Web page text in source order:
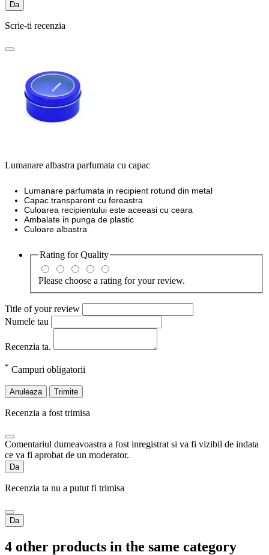
Da
Scrie-ti recenzia
Lumanare albastra parfumata cu capac
Lumanare parfumata in recipient rotund din metal
Capac transparent cu fereastra
Culoarea recipientului este aceeasi cu ceara
Ambalate in punga de plastic
Culoare albastra
Rating forQuality
Please choose a rating for your review.
Title of your review
Numele tau
Recenzia ta.
* Campuri obligatorii
Anuleaza Trimite
Recenzia a fost trimisa
Comentariul dumeavoastra a fost inregistrat si va fi vizibil de indata
ce va fi aprobat de un moderator.
Da
Recenzia ta nu a putut fi trimisa
Da
4 other products in the same category